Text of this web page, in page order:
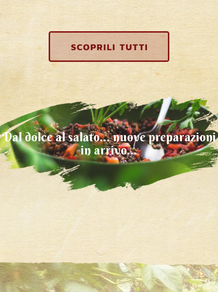
Dal dolce al salato… nuove preparazioni
in arrivo…